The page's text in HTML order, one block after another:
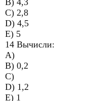
B) 4,3
C) 2,8
D) 4,5
E) 5
14 Вычисли:
A)
B) 0,2
C)
D) 1,2
E) 1